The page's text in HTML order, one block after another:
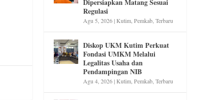
Dipersiapkan Matang Sesuai
Regulasi
Agu 5, 2026|Kutim,Pemkab,Terbaru
Diskop UKM Kutim Perkuat
Fondasi UMKM Melalui
Legalitas Usaha dan
Pendampingan NIB
Agu 4, 2026|Kutim,Pemkab,Terbaru